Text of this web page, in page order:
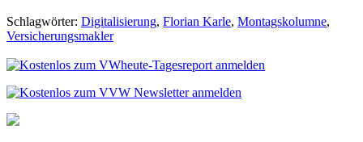
Schlagwörter: Digitalisierung, Florian Karle, Montagskolumne,
Versicherungsmakler